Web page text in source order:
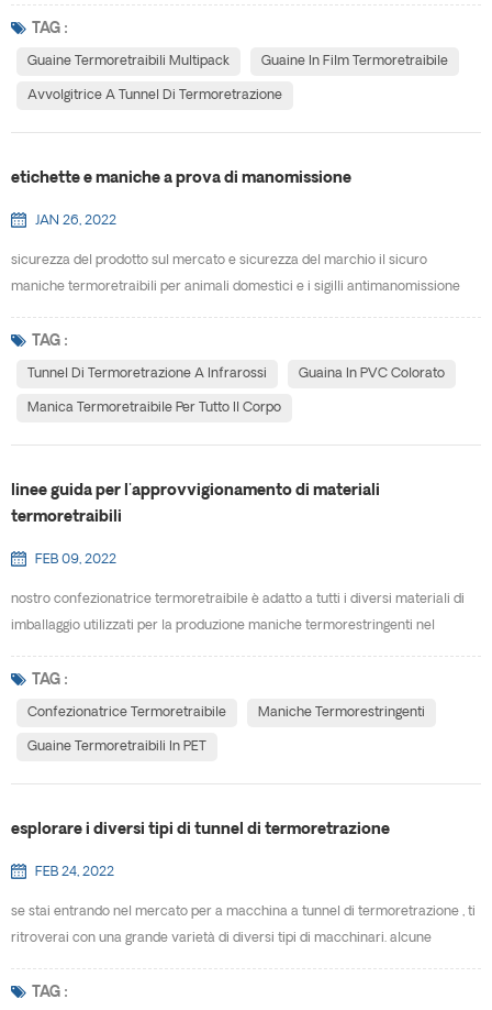
personalizzate per soddisfare le esigenze dei nostri clienti. le maniche
termoretraibili multi-pack consentono prodotti di varie forme e dimensioni
TAG :
Guaine Termoretraibili Multipack Guaine In Film Termoretraibile
Avvolgitrice A Tunnel Di Termoretrazione
etichette e maniche a prova di manomissione
JAN 26, 2022
sicurezza del prodotto sul mercato e sicurezza del marchio il sicuro
maniche termoretraibili per animali domestici e i sigilli antimanomissione
messaggio proteggendo i tuoi prodotti da manomissioni. opzioni disponibili
per etichette e maniche i manicotti termoretraibili forniscono una varietà di
TAG :
Tunnel Di Termoretrazione A Infrarossi Guaina In PVC Colorato
Manica Termoretraibile Per Tutto Il Corpo
linee guida per l'approvvigionamento di materiali
termoretraibili
FEB 09, 2022
nostro confezionatrice termoretraibile è adatto a tutti i diversi materiali di
imballaggio utilizzati per la produzione maniche termorestringenti nel
determineranno quali materiali funzioneranno meglio per il tuo particolare
progetto. i materiali disponibili includono: animale domestico (G) , PVC, OPS
TAG :
Confezionatrice Termoretraibile Maniche Termorestringenti
Guaine Termoretraibili In PET
esplorare i diversi tipi di tunnel di termoretrazione
FEB 24, 2022
se stai entrando nel mercato per a macchina a tunnel di termoretrazione , ti
ritroverai con una grande varietà di diversi tipi di macchinari. alcune
di termoretrazione è progettato per funzionare per applicazioni specifiche.
TAG :